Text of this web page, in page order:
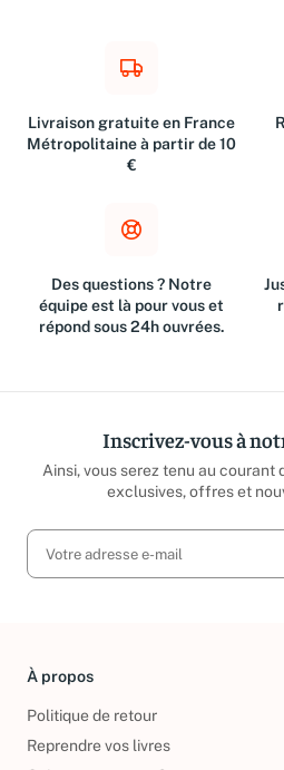
Livraison gratuite en France
Métropolitaine à partir de 10
€
Des questions ? Notre
équipe est là pour vous et
répond sous 24h ouvrées.
Inscrivez-vous à
Ainsi, vous serez tenu au courant
exclusives, offres et
À propos
Politique de retour
Reprendre vos livres